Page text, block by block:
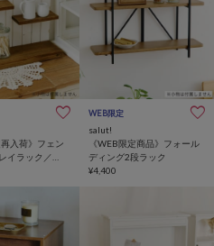
再入荷》フェン
イラック／
WEB限定
salut!
《WEB限定商品》フォール
ディング2段ラック
¥4,400